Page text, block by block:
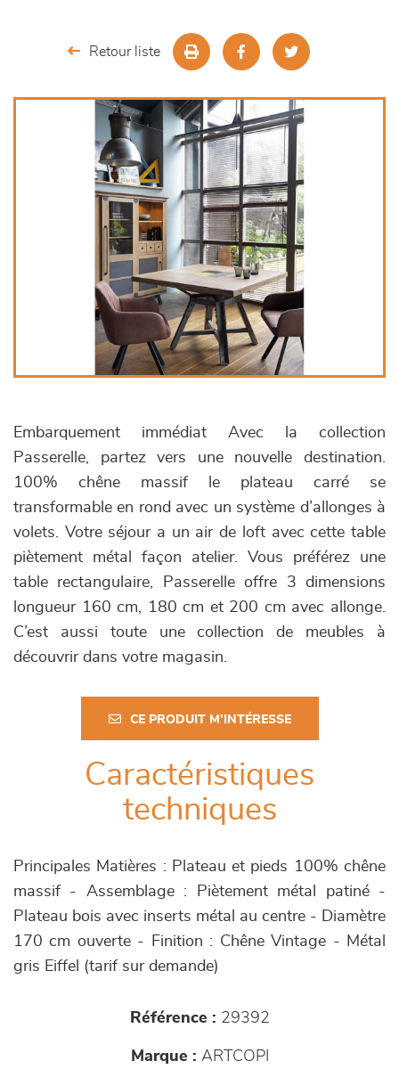
Retour liste
Embarquement immédiat Avec la collection
Passerelle, partez vers une nouvelle destination.
100% chêne massif le plateau carré se
transformable en rond avec un système d’allonges à
volets. Votre séjour a un air de loft avec cette table
piètement métal façon atelier. Vous préférez une
table rectangulaire, Passerelle offre 3 dimensions
longueur 160 cm, 180 cm et 200 cm avec allonge.
C’est aussi toute une collection de meubles à
découvrir dans votre magasin.
CE PRODUIT M'INTÉRESSE
Caractéristiques
techniques
Principales Matières : Plateau et pieds 100% chêne
massif - Assemblage : Piètement métal patiné -
Plateau bois avec inserts métal au centre - Diamètre
170 cm ouverte - Finition : Chêne Vintage - Métal
gris Eiffel (tarif sur demande)
Référence : 29392
Marque : ARTCOPI